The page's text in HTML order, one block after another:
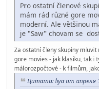
Pro ostatní členové
mám rád různé gore
moderní. Ale většinou
je "Saw" chovam se
Za ostatní členy skupiny
gore movies - jak klasiku, tak i
málorozpočtové - k filmům,
Цитата: liya от апреля